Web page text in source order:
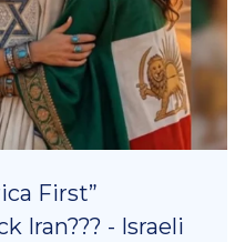
First”
Iran??? - Israeli